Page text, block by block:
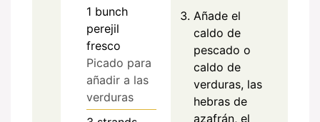
1 bunch
perejil
fresco
Picado para
añadir a las
verduras
Añade el
caldo de
pescado o
caldo de
verduras, las
hebras de
azafrán, el